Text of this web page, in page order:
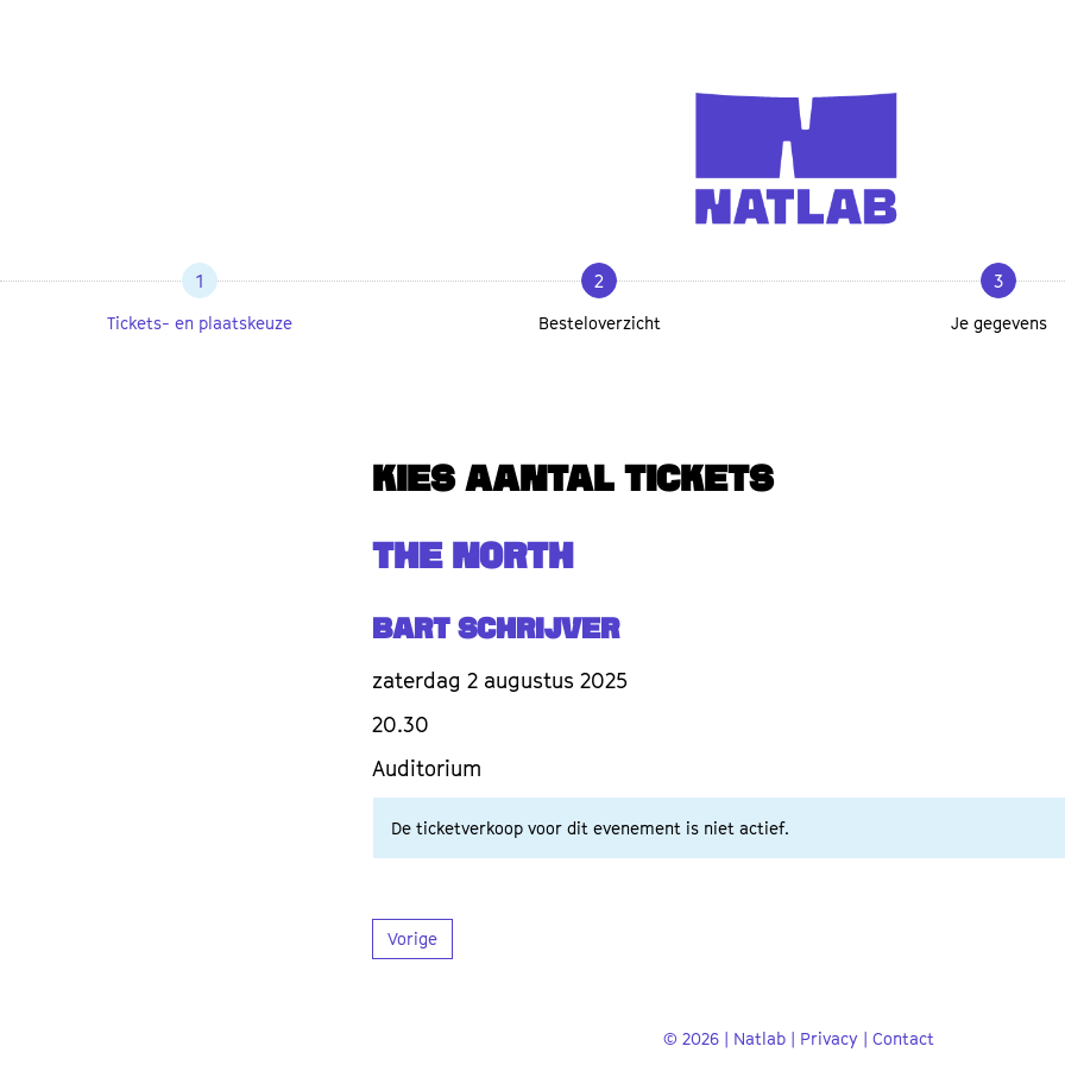
1
Tickets- en plaatskeuze
2
Besteloverzicht
3
Je gegevens
KIES AANTAL TICKETS
THE NORTH
Bart Schrijver
zaterdag 2 augustus 2025
20.30
Auditorium
De ticketverkoop voor dit evenement is niet actief.
Vorige
© 2026 | Natlab | Privacy | Contact